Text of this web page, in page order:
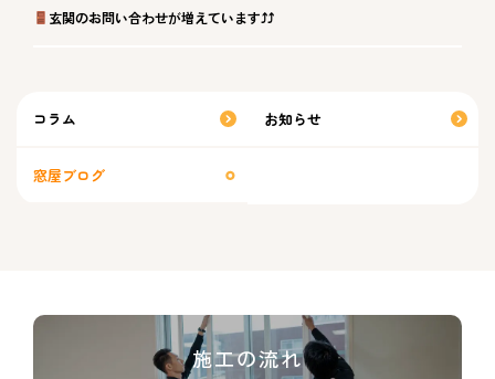
玄関のお問い合わせが増えています⤴⤴
コラム お知らせ
窓屋ブログ
施工の流れ